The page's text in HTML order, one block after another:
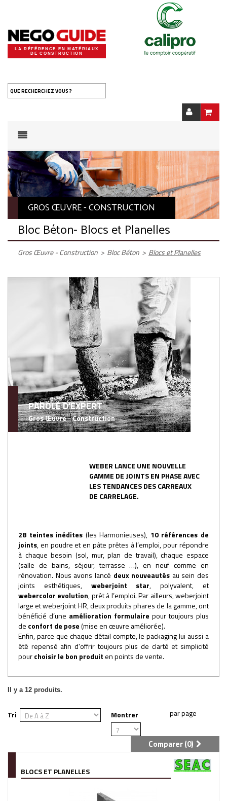
LA RÉFÉRENCE EN MATÉRIAUX
DE CONSTRUCTION
QUE RECHERCHEZ VOUS ?
GROS ŒUVRE - CONSTRUCTION
Bloc Béton- Blocs et Planelles
Gros Œuvre - Construction > Bloc Béton > Blocs et Planelles
PAROLE D'EXPERT
Gros Œuvre - Construction
WEBER LANCE UNE NOUVELLE
GAMME DE JOINTS EN PHASE AVEC
LES TENDANCES DES CARREAUX
DE CARRELAGE.
28 teintes inédites (les Harmonieuses), 10 références de
joints, en poudre et en pâte prêtes à l’emploi, pour répondre
à chaque besoin (sol, mur, plan de travail), chaque espace
(salle de bains, séjour, terrasse …), en neuf comme en
rénovation. Nous avons lancé deux nouveautés au sein des
joints esthétiques, weberjoint star, polyvalent, et
webercolor evolution, prêt à l’emploi. Par ailleurs, weberjoint
large et weberjoint HR, deux produits phares de la gamme, ont
bénéficié d’une amélioration formulaire pour toujours plus
de confort de pose(mise en œuvre améliorée).
Enfin, parce que chaque détail compte, le packaging lui aussi a
été repensé afin d'offrir toujours plus de clarté et simplicité
pourchoisir le bon produiten points de vente.
Il y a 12 produits.
Tri Montrer
Comparer (0)
BLOCS ET PLANELLES